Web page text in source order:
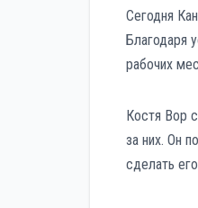
Сегодня
Благодаря
рабочих
Костя Вор
за них. Он
сделать